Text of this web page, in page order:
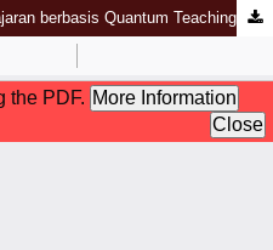
Pengembangan Modul Pembelajaran berbasis Quantum Teaching pada Pembelajaran PAI Materi Bekerja Keras dan Tanggung Jawab di Sekolah Menengah Atas